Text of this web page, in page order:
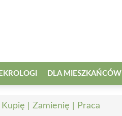
DLA MIESZKAŃCÓW
Kupię | Zamienię | Praca